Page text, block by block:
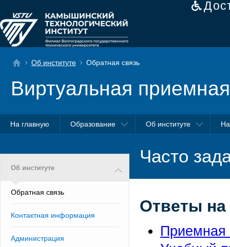
Об институте Обратная связь
Виртуальная
На главную Образование Об институте
Об институте
Обратная связь
Контактная информация
Администрация
Часто
Ответы
Приемная